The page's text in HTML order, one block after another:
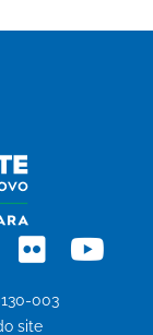
X Flickr
003
site